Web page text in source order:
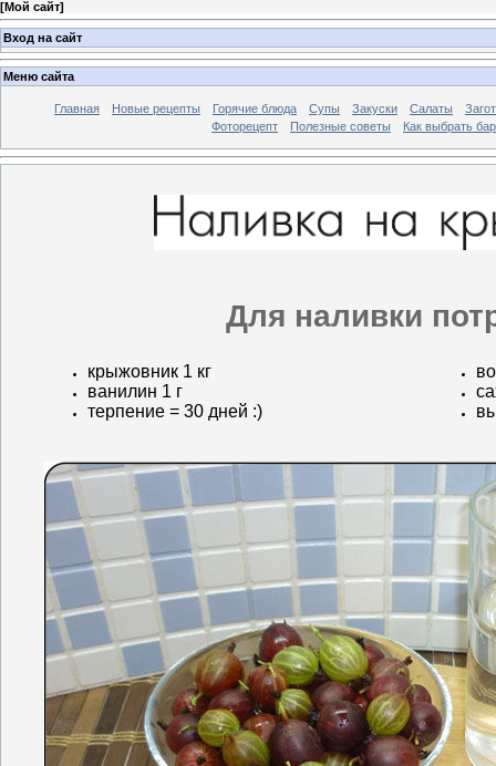
[Мой сайт]
Вход на сайт
Меню сайта
Главная Новые рецепты Горячие блюда Супы Закуски Салаты
Фоторецепт
Полезные советы Как выбрать
Для наливки
крыжовник 1 кг
ванилин 1 г
терпение = 30 дней :)